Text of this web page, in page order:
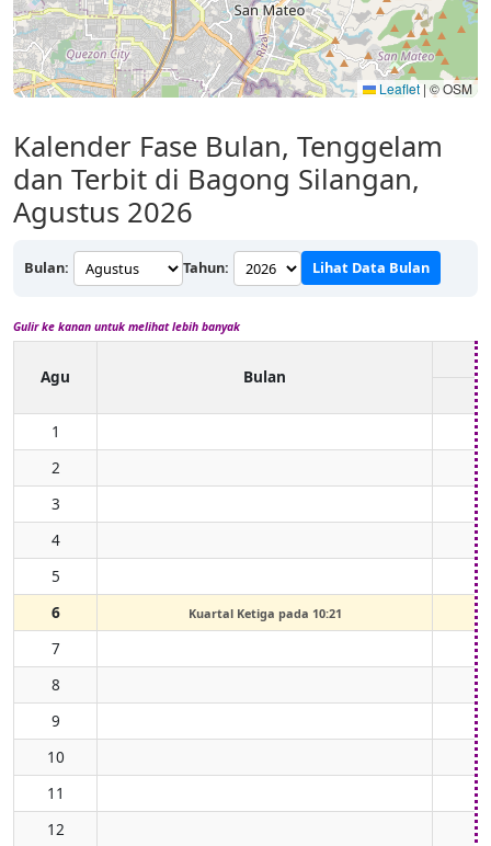
Leaflet | © OSM
Kalender Fase Bulan, Tenggelam
dan Terbit di Bagong Silangan,
Agustus 2026
Bulan: Tahun: Lihat Data Bulan
Gulir ke kanan untuk melihat lebih banyak
Agu Bulan
1
2
3
4
5
6
Kuartal Ketiga pada 10:21
7
8
9
10
11
12